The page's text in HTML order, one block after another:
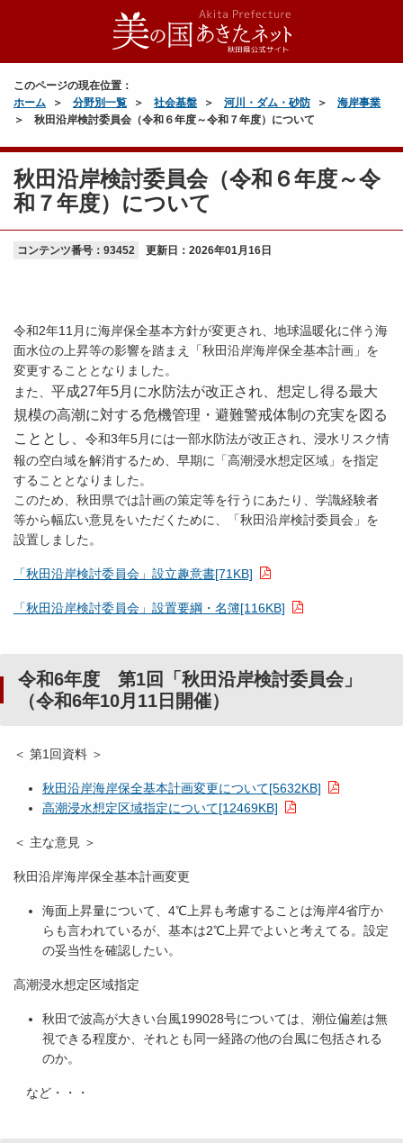
このページの現在位置：
ホーム
分野別一覧 社会基盤 河川・ダム・砂防
海岸事業
秋田沿岸検討委員会（令和６年度～令和７年度）について
秋田沿岸検討委員会（令和６年度～令
和７年度）について
コンテンツ番号：93452 更新日： 2026年01月16日
令和2年11月に海岸保全基本方針が変更され、地球温暖化に伴う海
面水位の上昇等の影響を踏まえ「秋田沿岸海岸保全基本計画」を
変更することとなりました。
また、 平成27年5月に水防法が改正され、想定し得る最大
規模の高潮に対する危機管理・避難警戒体制の充実を図る
こととし、 令和3年5月には一部水防法が改正され、浸水リスク情
報の空白域を解消するため、早期に「高潮浸水想定区域」を指定
することとなりました。
このため、秋田県では計画の策定等を行うにあたり、学識経験者
等から幅広い意見をいただくために、「秋田沿岸検討委員会」を
設置しました。
「秋田沿岸検討委員会」設立趣意書[71KB]
「秋田沿岸検討委員会」設置要綱・名簿[116KB]
令和6年度 第1回「秋田沿岸検討委員会」
（令和6年10月11日開催）
＜ 第1回資料 ＞
秋田沿岸海岸保全基本計画変更について[5632KB]
高潮浸水想定区域指定について[12469KB]
＜ 主な意見 ＞
秋田沿岸海岸保全基本計画変更
海面上昇量について、4℃上昇も考慮することは海岸4省庁か
らも言われているが、基本は2℃上昇でよいと考えてる。設定
の妥当性を確認したい。
高潮浸水想定区域指定
秋田で波高が大きい台風199028号については、潮位偏差は無
視できる程度か、それとも同一経路の他の台風に包括される
のか。
など・・・